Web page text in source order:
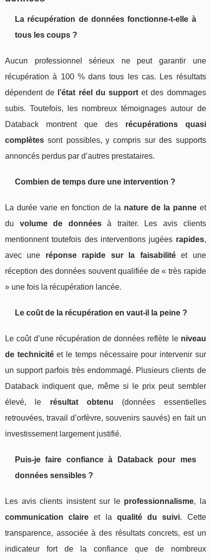
La récupération de données fonctionne-t-elle à
tous les coups ?
Aucun professionnel sérieux ne peut garantir une
récupération à 100 % dans tous les cas. Les résultats
dépendent de
l’état réel du support et des dommages
subis. Toutefois, les nombreux témoignages autour de
Databack montrent que des récupérations quasi
complètes sont possibles, y compris sur des supports
annoncés perdus par d’autres prestataires.
Combien de temps dure une intervention ?
La durée varie en fonction de la nature de la panneet
du volume de donnéesà traiter. Les avis clients
mentionnent toutefois des interventions jugées rapides,
avec une réponse rapide sur la faisabilitéet une
réception des données souvent qualifiée de « très rapide
» une fois la récupération lancée.
Le coût de la récupération en vaut-il la peine ?
Le coût d’une récupération de données reflète le niveau
de technicitéet le temps nécessaire pour intervenir sur
un support parfois très endommagé. Plusieurs clients de
Databack indiquent que, même si le prix peut sembler
élevé, le résultat obtenu (données essentielles
retrouvées, travail d’orfèvre, souvenirs sauvés) en fait un
investissement largement justifié.
Puis-je faire confiance à Databack pour mes
données sensibles ?
Les avis clients insistent sur le professionnalisme, la
communication claire et la qualité du suivi. Cette
transparence, associée à des résultats concrets, est un
indicateur fort de la confiance que de nombreux